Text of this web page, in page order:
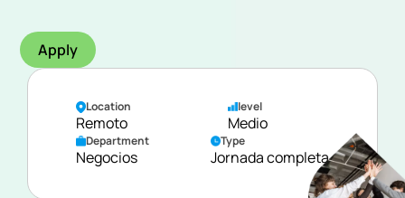
Apply
Location
Remoto
level
Medio
Department
Negocios
Type
Jornada completa